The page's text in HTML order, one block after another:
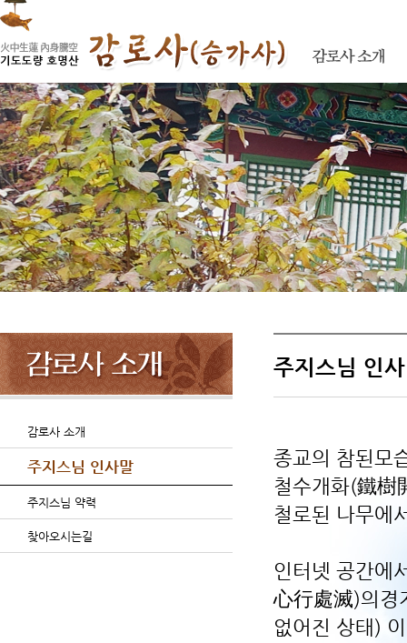
감로사 소개
주지스님 인사말
주지스님 약력
찾아오시는길
주지스님 인
종교의 참된모
철수개화(鐵樹
철로된 나무에
인터넷 공간에
心行處滅)의경
없어진 상태)